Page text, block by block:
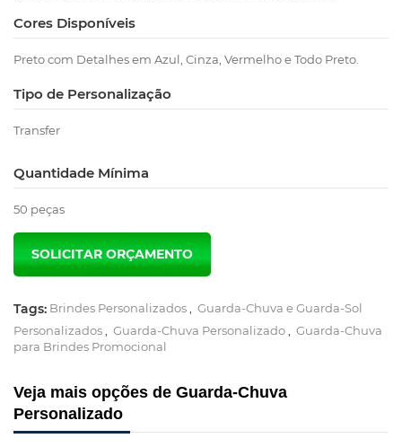
Cores Disponíveis
Preto com Detalhes em Azul, Cinza, Vermelho e Todo Preto.
Tipo de Personalização
Transfer
Quantidade Mínima
50 peças
Tags: Brindes Personalizados
Guarda-Chuva e Guarda-Sol
Personalizados
Guarda-Chuva Personalizado
Guarda-Chuva
para Brindes Promocional
Veja mais opções de Guarda-Chuva
Personalizado